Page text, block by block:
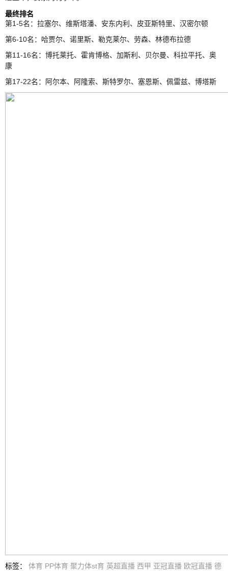
最终排名
第1-5名：拉塞尔、维斯塔潘、安东内利、皮亚斯特里、汉密尔顿
第6-10名：哈贾尔、诺里斯、勒克莱尔、劳森、林德布拉德
第11-16名：博托莱托、霍肯博格、加斯利、贝尔曼、科拉平托、奥
康
第17-22名：阿尔本、阿隆索、斯特罗尔、塞恩斯、佩雷兹、博塔斯
标签： 体育 PP体育 聚力体st育 英超直播 西甲 亚冠直播 欧冠直播 德